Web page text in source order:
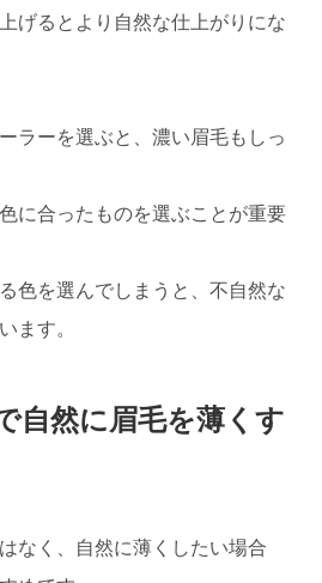
げるとより自然な仕上がりにな
ラーを選ぶと、濃い眉毛もしっ
に合ったものを選ぶことが重要
色を選んでしまうと、不自然な
ます。
自然に眉毛を薄くす
なく、自然に薄くしたい場合